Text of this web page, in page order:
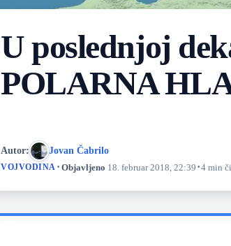
U poslednjoj
POLARNA
Autor: Jovan Čabrilo
VOJVODINA · Objavljeno 18. februar 2018, 22:39 ·4 min